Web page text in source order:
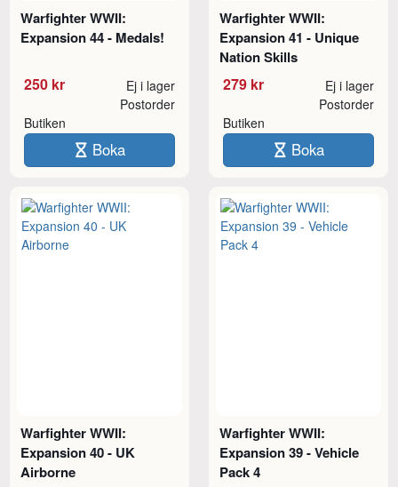
Warfighter WWII:
Expansion 44 - Medals!
250 kr Ej i lager
Butiken
Postorder
Boka
Warfighter WWII:
Expansion 41 - Unique
Nation Skills
279 kr Ej i lager
Butiken
Postorder
Boka
Warfighter WWII:
Expansion 40 - UK
Airborne
Warfighter WWII:
Expansion 39 - Vehicle
Pack 4